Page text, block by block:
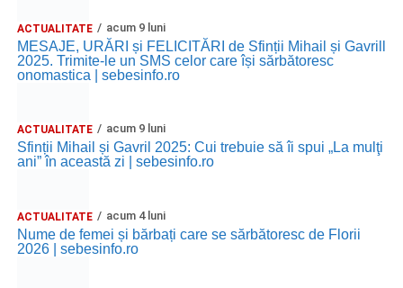
ACTUALITATE acum 9 luni
MESAJE, URĂRI și FELICITĂRI de Sfinții Mihail și Gavrill
2025. Trimite-le un SMS celor care își sărbătoresc
onomastica | sebesinfo.ro
ACTUALITATE acum 9 luni
Sfinții Mihail și Gavril 2025: Cui trebuie să îi spui „La mulţi
ani” în această zi | sebesinfo.ro
ACTUALITATE acum 4 luni
Nume de femei și bărbați care se sărbătoresc de Florii
2026 | sebesinfo.ro